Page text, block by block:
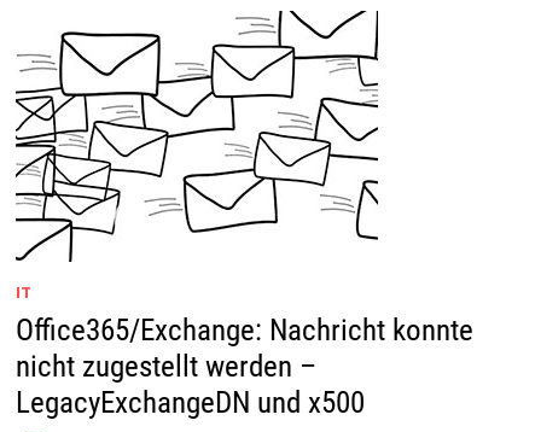
IT
Office365/Exchange: Nachricht konnte
nicht zugestellt werden –
LegacyExchangeDN und x500